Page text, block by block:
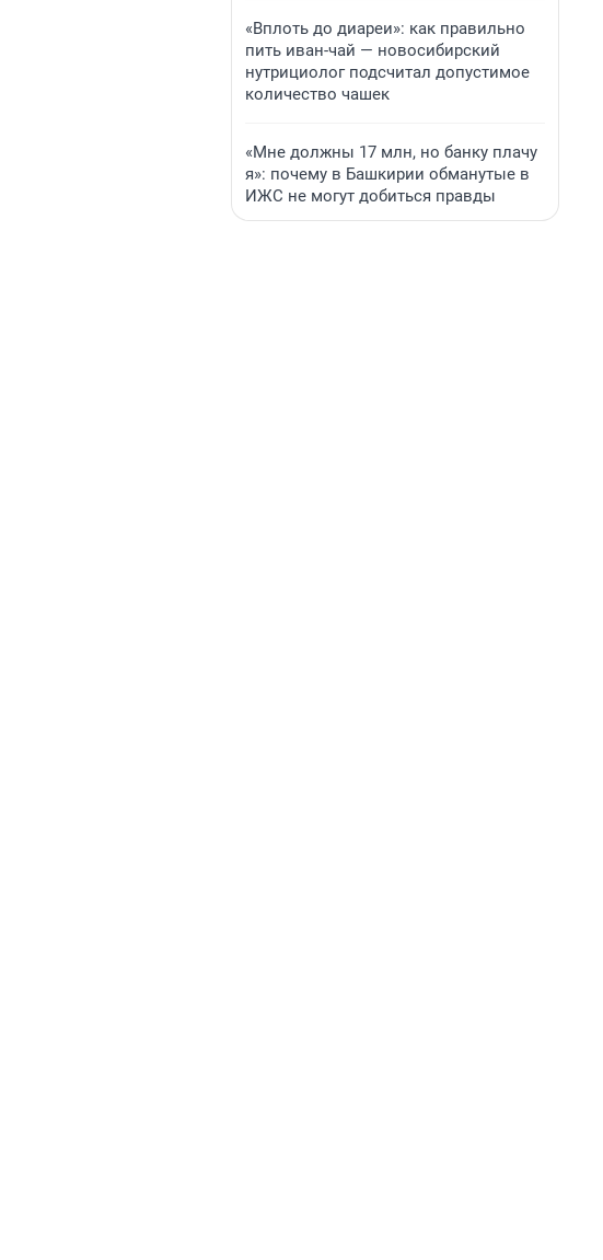
«Вплоть до диареи»: как правильно
пить иван-чай — новосибирский
нутрициолог подсчитал допустимое
количество чашек
«Мне должны 17 млн, но банку плачу
я»: почему в Башкирии обманутые в
ИЖС не могут добиться правды